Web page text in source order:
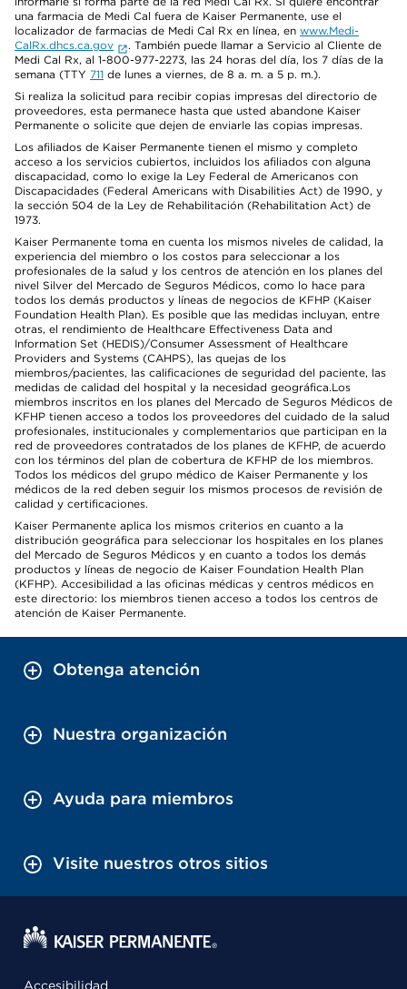
una farmacia de Medi Cal fuera de Kaiser Permanente, use el
localizador de farmacias de Medi Cal Rx en línea, en www.Medi-
CalRx.dhcs.ca.gov
. También puede llamar a Servicio al Cliente de
Medi Cal Rx, al 1-800-977-2273, las 24 horas del día, los 7 días de la
semana (TTY 711 de lunes a viernes, de 8 a. m. a 5 p. m.).
Si realiza la solicitud para recibir copias impresas del directorio de
proveedores, esta permanece hasta que usted abandone Kaiser
Permanente o solicite que dejen de enviarle las copias impresas.
Los afiliados de Kaiser Permanente tienen el mismo y completo
acceso a los servicios cubiertos, incluidos los afiliados con alguna
discapacidad, como lo exige la Ley Federal de Americanos con
Discapacidades (Federal Americans with Disabilities Act) de 1990, y
la sección 504 de la Ley de Rehabilitación (Rehabilitation Act) de
1973.
Kaiser Permanente toma en cuenta los mismos niveles de calidad, la
experiencia del miembro o los costos para seleccionar a los
profesionales de la salud y los centros de atención en los planes del
nivel Silver del Mercado de Seguros Médicos, como lo hace para
todos los demás productos y líneas de negocios de KFHP (Kaiser
Foundation Health Plan). Es posible que las medidas incluyan, entre
otras, el rendimiento de Healthcare Effectiveness Data and
Information Set (HEDIS)/Consumer Assessment of Healthcare
Providers and Systems (CAHPS), las quejas de los
miembros/pacientes, las calificaciones de seguridad del paciente, las
medidas de calidad del hospital y la necesidad geográfica.Los
miembros inscritos en los planes del Mercado de Seguros Médicos de
KFHP tienen acceso a todos los proveedores del cuidado de la salud
profesionales, institucionales y complementarios que participan en la
red de proveedores contratados de los planes de KFHP, de acuerdo
con los términos del plan de cobertura de KFHP de los miembros.
Todos los médicos del grupo médico de Kaiser Permanente y los
médicos de la red deben seguir los mismos procesos de revisión de
calidad y certificaciones.
Kaiser Permanente aplica los mismos criterios en cuanto a la
distribución geográfica para seleccionar los hospitales en los planes
del Mercado de Seguros Médicos y en cuanto a todos los demás
productos y líneas de negocio de Kaiser Foundation Health Plan
(KFHP). Accesibilidad a las oficinas médicas y centros médicos en
este directorio: los miembros tienen acceso a todos los centros de
atención de Kaiser Permanente.
Obtenga atención
Nuestra organización
Ayuda para miembros
Visite nuestros otros sitios
Accesibilidad